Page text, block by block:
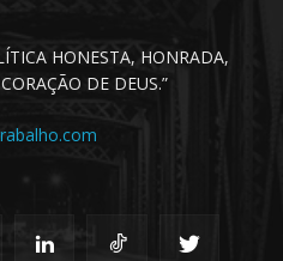
HONESTA, HONRADA,
DE DEUS.”